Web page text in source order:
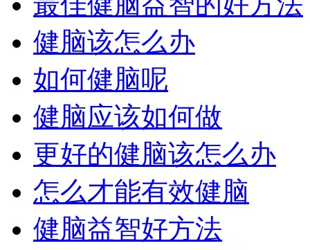
健脑该怎么办
如何健脑呢
健脑应该如何做
更好的健脑该怎么办
怎么才能有效健脑
健脑益智好方法